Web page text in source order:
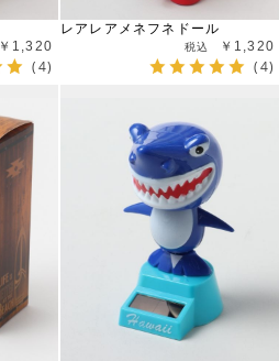
￥1,320
(4)
レアレアメネフネドール
￥1,320
(4)